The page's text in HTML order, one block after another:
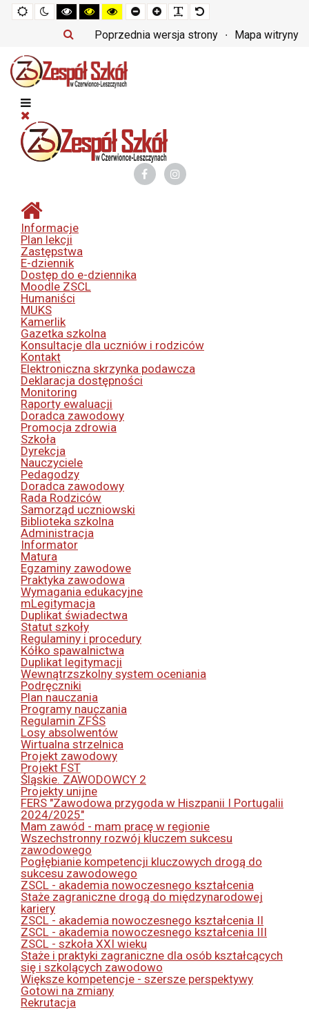
Tryb
domyślny
Tryb
nocny
Tryb
czarno-
biały
o
kontraście
Tryb
czarno-
żółty
o
kontraście
Tryb
żółto-
czarny
o
kontraście
Set
smaller
font
Set
larger
font
Make
font
more
readable
Set
default
font
Poprzednia wersja strony Mapa witryny
Informacje
Plan lekcji
Zastępstwa
E-dziennik
Dostęp do e-dziennika
Moodle ZSCL
Humaniści
MUKS
Kamerlik
Gazetka szkolna
Konsultacje dla uczniów i rodziców
Kontakt
Elektroniczna skrzynka podawcza
Deklaracja dostępności
Monitoring
Raporty ewaluacji
Doradca zawodowy
Promocja zdrowia
Szkoła
Dyrekcja
Nauczyciele
Pedagodzy
Doradca zawodowy
Rada Rodziców
Samorząd uczniowski
Biblioteka szkolna
Administracja
Informator
Matura
Egzaminy zawodowe
Praktyka zawodowa
Wymagania edukacyjne
mLegitymacja
Duplikat świadectwa
Statut szkoły
Regulaminy i procedury
Kółko spawalnictwa
Duplikat legitymacji
Wewnątrzszkolny system oceniania
Podręczniki
Plan nauczania
Programy nauczania
Regulamin ZFŚS
Losy absolwentów
Wirtualna strzelnica
Projekt zawodowy
Projekt FST
Śląskie. ZAWODOWCY 2
Projekty unijne
FERS "Zawodowa przygoda w Hiszpanii I Portugalii
2024/2025"
Mam zawód - mam pracę w regionie
Wszechstronny rozwój kluczem sukcesu
zawodowego
Pogłębianie kompetencji kluczowych drogą do
sukcesu zawodowego
ZSCL - akademia nowoczesnego kształcenia
Staże zagraniczne drogą do międzynarodowej
kariery
ZSCL - akademia nowoczesnego kształcenia II
ZSCL - akademia nowoczesnego kształcenia III
ZSCL - szkoła XXI wieku
Staże i praktyki zagraniczne dla osób kształcących
się i szkolących zawodowo
Większe kompetencje - szersze perspektywy
Gotowi na zmiany
Rekrutacja